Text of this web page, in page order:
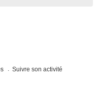
Suivre son activité